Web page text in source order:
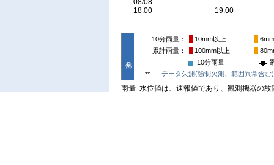
10分雨量 10mm以上
6mm
累計雨量
100mm以上
10分雨量
**
データ欠測(強制欠測、範囲異常含む)
雨量･水位値は、速報値であり、観測機器の